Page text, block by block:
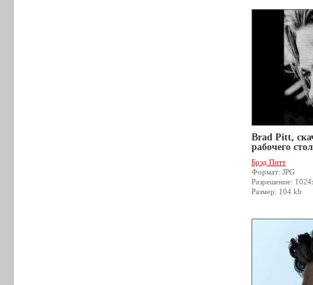
Brad Pitt,
рабочего
Брэд Питт
Формат: JPG
Разрешение:
Размер: 104 kb